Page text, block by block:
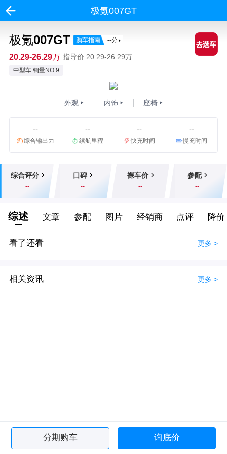
极氪007GT
极氪007GT 购车指南 --分
20.29-26.29万 指导价:20.29-26.29万
中型车 销量NO.9
外观 内饰 座椅
--
综合输出力
--
续航里程
--
快充时间
--
慢充时间
综合评分
--
口碑
--
裸车价
--
参配
--
综述 文章 参配 图片 经销商 点评 降价
看了还看 更多 >
相关资讯 更多 >
分期购车 询底价